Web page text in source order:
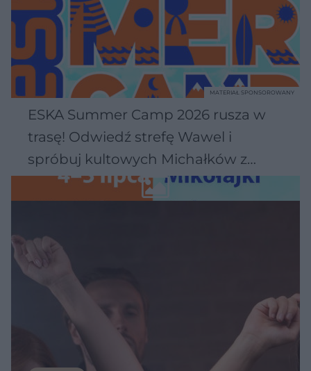
ESKA Summer Camp 2026 rusza w
trasę! Odwiedź strefę Wawel i
spróbuj kultowych Michałków z
Wawelu
MATERIAŁ SPONSOROWANY